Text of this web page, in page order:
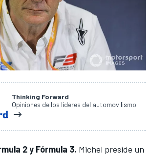
Thinking Forward
Opiniones de los líderes del automovilismo
2 y Fórmula 3, Michel preside un